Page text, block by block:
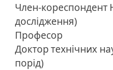
Член-кореспондент
дослідження)
Професор
Доктортехнічних
порід)